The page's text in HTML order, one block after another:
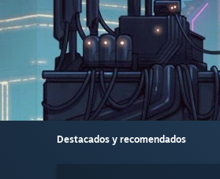
Destacados y recomendados